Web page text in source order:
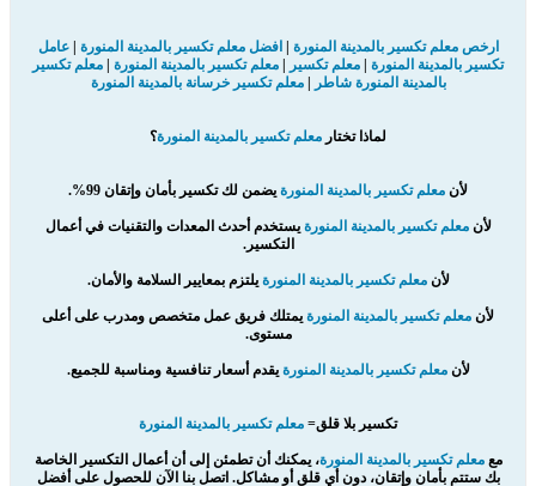
ارخص معلم تكسير بالمدينة المنورة افضل معلم تكسير بالمدينة المنورة |عامل
تكسير بالمدينة المنورة
معلم تكسير معلم تكسير بالمدينة المنورة
معلم تكسير
بالمدينة المنورة شاطر
|معلم تكسير خرسانة بالمدينة المنورة
لماذا تختار معلم تكسير بالمدينة المنورة؟
لأن معلم تكسير بالمدينة المنورة يضمن لك تكسير بأمان وإتقان 99%.
لأنمعلم تكسير بالمدينة المنورة يستخدم أحدث المعدات والتقنيات في أعمال
التكسير.
لأنمعلم تكسير بالمدينة المنورة يلتزم بمعايير السلامة والأمان.
لأن معلم تكسير بالمدينة المنورة يمتلك فريق عمل متخصص ومدرب على أعلى
مستوى.
لأنمعلم تكسير بالمدينة المنورة يقدم أسعار تنافسية ومناسبة للجميع.
تكسير بلا قلق= معلم تكسير بالمدينة المنورة
معمعلم تكسير بالمدينة المنورة، يمكنك أن تطمئن إلى أن أعمال التكسير الخاصة
بك ستتم بأمان وإتقان، دون أي قلق أو مشاكل. اتصل بنا الآن للحصول على أفضل